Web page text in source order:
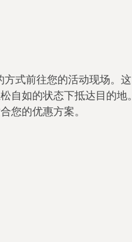
式前往您的活动现场。这
自如的状态下抵达目的地。
您的优惠方案。